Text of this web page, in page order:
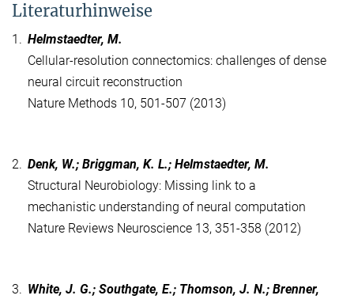
Literaturhinweise
1. Helmstaedter, M.
Cellular-resolution connectomics: challenges of dense
neural circuit reconstruction
Nature Methods 10, 501-507 (2013)
2. Denk, W.; Briggman, K. L.; Helmstaedter, M.
Structural Neurobiology: Missing link to a
mechanistic understanding of neural computation
Nature Reviews Neuroscience 13, 351-358 (2012)
3. White, J. G.; Southgate, E.; Thomson, J. N.; Brenner,